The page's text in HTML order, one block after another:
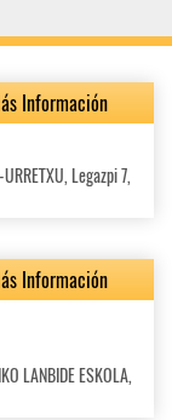
Información
Legazpi 7,
Información
LANBIDE ESKOLA,